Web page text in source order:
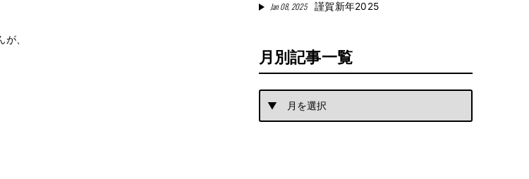
、
Jan 08, 2025 謹賀新年2025
月別記事一覧